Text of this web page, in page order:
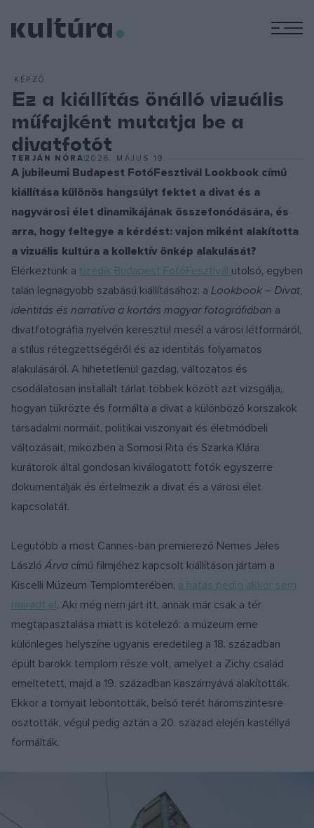
KÉPZŐ
Ez a kiállítás önálló vizuális
műfajként mutatja be a
divatfotót
TERJÁN NÓRA2026. MÁJUS 19.
A jubileumi Budapest FotóFesztivál Lookbook című
kiállítása különös hangsúlyt fektet a divat és a
nagyvárosi élet dinamikájának összefonódására, és
arra, hogy feltegye a kérdést: vajon miként alakította
a vizuális kultúra a kollektív önkép alakulását?
Elérkeztünk a tizedik Budapest FotóFesztivál utolsó, egyben
talán legnagyobb szabású kiállításához: a Lookbook – Divat,
identitás és narratíva a kortárs magyar fotográfiában a
divatfotográfia nyelvén keresztül mesél a városi létformáról,
a stílus rétegzettségéről és az identitás folyamatos
alakulásáról. A hihetetlenül gazdag, változatos és
csodálatosan installált tárlat többek között azt vizsgálja,
hogyan tükrözte és formálta a divat a különböző korszakok
társadalmi normáit, politikai viszonyait és életmódbeli
változásait, miközben a Somosi Rita és Szarka Klára
kurátorok által gondosan kiválogatott fotók egyszerre
dokumentálják és értelmezik a divat és a városi élet
kapcsolatát.
Legutóbb a most Cannes-ban premierező Nemes Jeles
LászlóÁrva című filmjéhez kapcsolt kiállításon jártam a
Kiscelli Múzeum Templomterében, a hatás pedig akkor sem
maradt el. Aki még nem járt itt, annak már csak a tér
megtapasztalása miatt is kötelező: a múzeum eme
különleges helyszíne ugyanis eredetileg a 18. században
épült barokk templom része volt, amelyet a Zichy család
emeltetett, majd a 19. században kaszárnyává alakították.
Ekkor a tornyait lebontották, belső terét háromszintesre
osztották, végül pedig aztán a 20. század elején kastéllyá
formálták.